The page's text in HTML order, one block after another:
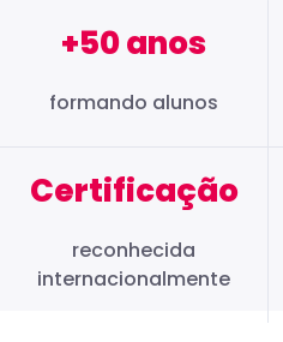
+50 anos
formando alunos
Certificação
reconhecida
internacionalmente